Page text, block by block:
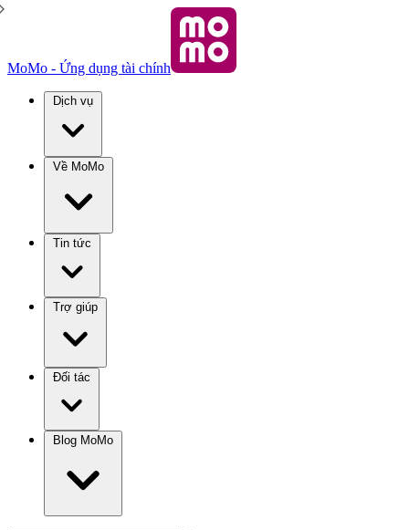
MoMo - Ứng dụng tài chính
Dịch vụ
Về MoMo
Tin tức
Trợ giúp
Đối tác
Blog MoMo